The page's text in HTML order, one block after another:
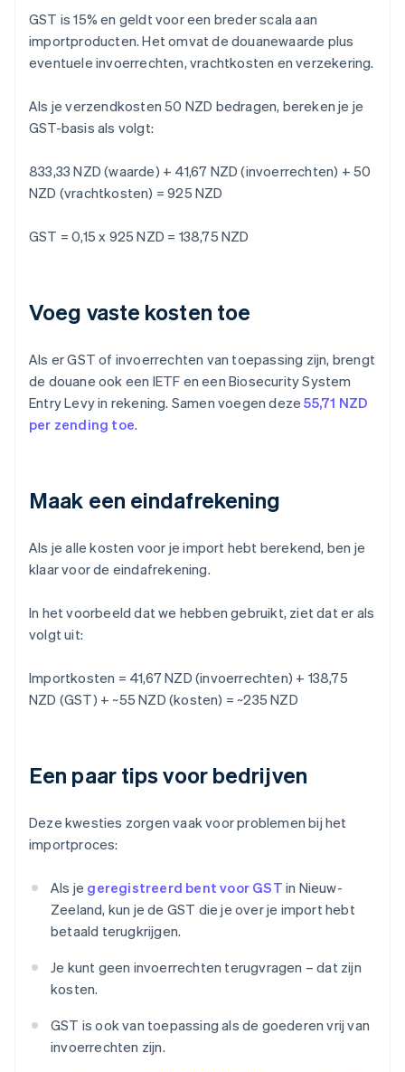
GST is 15% en geldt voor een breder scala aan
importproducten. Het omvat de douanewaarde plus
eventuele invoerrechten, vrachtkosten en verzekering.
Als je verzendkosten 50 NZD bedragen, bereken je je
GST-basis als volgt:
833,33 NZD (waarde) + 41,67 NZD (invoerrechten) + 50
NZD (vrachtkosten) = 925 NZD
GST = 0,15 x 925 NZD = 138,75 NZD
Voeg vaste kosten toe
Als er GST of invoerrechten van toepassing zijn, brengt
de douane ook een IETF en een Biosecurity System
Entry Levy in rekening. Samen voegen deze55,71 NZD
per zending toe.
Maak een eindafrekening
Als je alle kosten voor je import hebt berekend, ben je
klaar voor de eindafrekening.
In het voorbeeld dat we hebben gebruikt, ziet dat er als
volgt uit:
Importkosten = 41,67 NZD (invoerrechten) + 138,75
NZD (GST) + ~55 NZD (kosten) = ~235 NZD
Een paar tips voor bedrijven
Deze kwesties zorgen vaak voor problemen bij het
importproces:
Als je geregistreerd bent voor GST in Nieuw-
Zeeland, kun je de GST die je over je import hebt
betaald terugkrijgen.
Je kunt geen invoerrechten terugvragen – dat zijn
kosten.
GST is ook van toepassing als de goederen vrij van
invoerrechten zijn.